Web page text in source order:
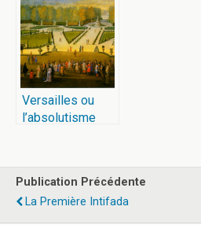
1965
Versailles ou
l’absolutisme
Publication Précédente
La Première Intifada